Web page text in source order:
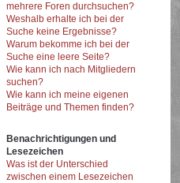
mehrere Foren durchsuchen?
Weshalb erhalte ich bei der
Suche keine Ergebnisse?
Warum bekomme ich bei der
Suche eine leere Seite?
Wie kann ich nach Mitgliedern
suchen?
Wie kann ich meine eigenen
Beiträge und Themen finden?
Benachrichtigungen und
Lesezeichen
Was ist der Unterschied
zwischen einem Lesezeichen